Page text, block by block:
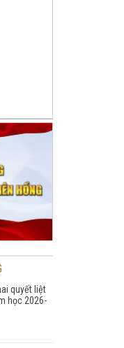
quyết liệt
học 2026-